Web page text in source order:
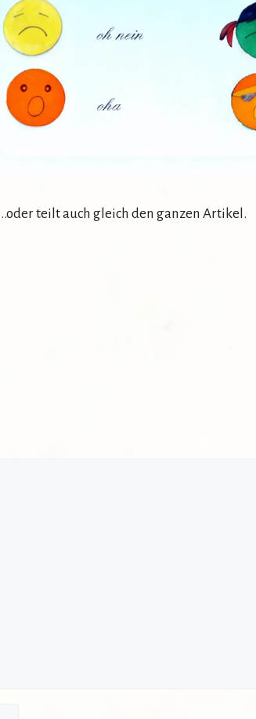
teilt auch gleich den ganzen Artikel.